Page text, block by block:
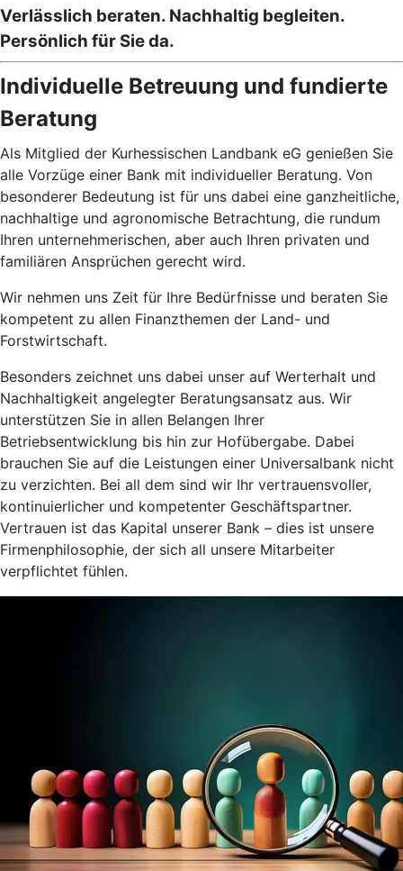
Verlässlich beraten. Nachhaltig begleiten.
Persönlich für Sie da.
Individuelle Betreuung und fundierte
Beratung
Als Mitglied der Kurhessischen Landbank eG genießen Sie
alle Vorzüge einer Bank mit individueller Beratung. Von
besonderer Bedeutung ist für uns dabei eine ganzheitliche,
nachhaltige und agronomische Betrachtung, die rundum
Ihren unternehmerischen, aber auch Ihren privaten und
familiären Ansprüchen gerecht wird.
Wir nehmen uns Zeit für Ihre Bedürfnisse und beraten Sie
kompetent zu allen Finanzthemen der Land- und
Forstwirtschaft.
Besonders zeichnet uns dabei unser auf Werterhalt und
Nachhaltigkeit angelegter Beratungsansatz aus. Wir
unterstützen Sie in allen Belangen Ihrer
Betriebsentwicklung bis hin zur Hofübergabe. Dabei
brauchen Sie auf die Leistungen einer Universalbank nicht
zu verzichten. Bei all dem sind wir Ihr vertrauensvoller,
kontinuierlicher und kompetenter Geschäftspartner.
Vertrauen ist das Kapital unserer Bank – dies ist unsere
Firmenphilosophie, der sich all unsere Mitarbeiter
verpflichtet fühlen.